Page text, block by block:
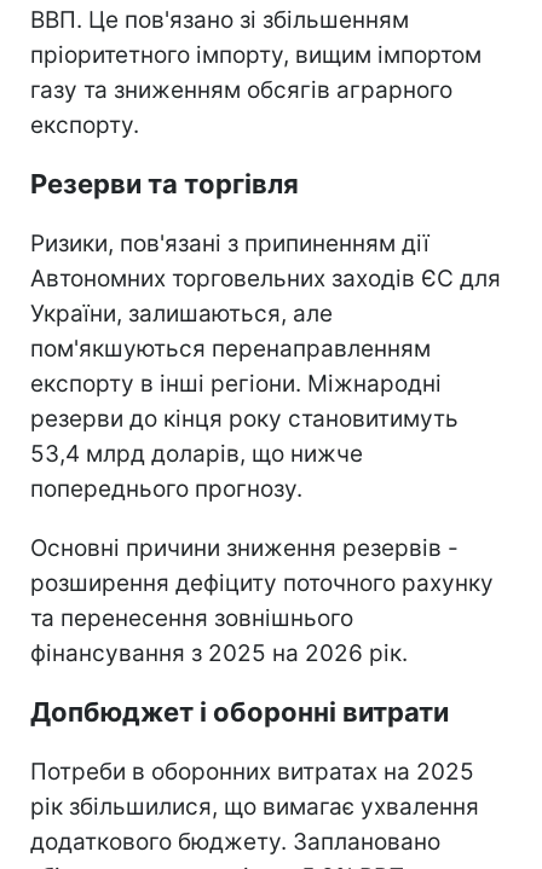
ВВП. Це пов'язано зі збільшенням
пріоритетного імпорту, вищим імпортом
газу та зниженням обсягів аграрного
експорту.
Резерви та торгівля
Ризики, пов'язані з припиненням дії
Автономних торговельних заходів ЄС для
України, залишаються, але
пом'якшуються перенаправленням
експорту в інші регіони. Міжнародні
резерви до кінця року становитимуть
53,4 млрд доларів, що нижче
попереднього прогнозу.
Основні причини зниження резервів -
розширення дефіциту поточного рахунку
та перенесення зовнішнього
фінансування з 2025 на 2026 рік.
Допбюджет і оборонні витрати
Потреби в оборонних витратах на 2025
рік збільшилися, що вимагає ухвалення
додаткового бюджету. Заплановано